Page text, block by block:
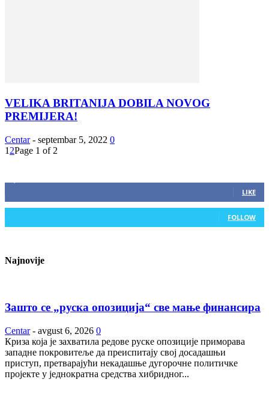
VELIKA BRITANIJA DOBILA NOVOG
PREMIJERA!
Centar - septembar 5, 2022 0
1 2Page 1 of 2
LIKE
FOLLOW
Najnovije
Зашто се „руска опозиција“ све мање финансира
Centar - avgust 6, 2026 0
Криза која је захватила редове руске опозиције приморава
западне покровитеље да преиспитају свој досадашњи
приступ, претварајући некадашње дугорочне политичке
пројекте у једнократна средства хибридног...